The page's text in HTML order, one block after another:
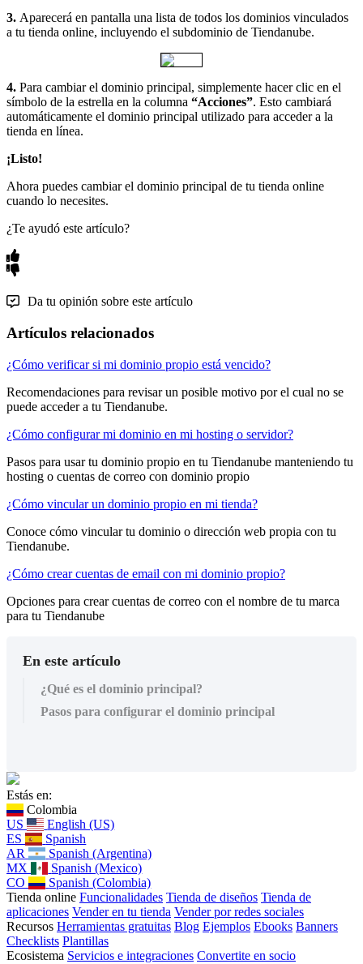
3. Aparecerá en pantalla una lista de todos los dominios vinculados
a tu tienda online, incluyendo el subdominio de Tiendanube.
4. Para cambiar el dominio principal, simplemente hacer clic en el
símbolo de la estrella en la columna “Acciones”. Esto cambiará
automáticamente el dominio principal utilizado para acceder a la
tienda en línea.
¡Listo!
Ahora puedes cambiar el dominio principal de tu tienda online
cuando lo necesites.
¿Te ayudó este artículo?
Da tu opinión sobre este artículo
Artículos relacionados
¿Cómo verificar si mi dominio propio está vencido?
Recomendaciones para revisar un posible motivo por el cual no se
puede acceder a tu Tiendanube.
¿Cómo configurar mi dominio en mi hosting o servidor?
Pasos para usar tu dominio propio en tu Tiendanube manteniendo tu
hosting o cuentas de correo con dominio propio
¿Cómo vincular un dominio propio en mi tienda?
Conoce cómo vincular tu dominio o dirección web propia con tu
Tiendanube.
¿Cómo crear cuentas de email con mi dominio propio?
Opciones para crear cuentas de correo con el nombre de tu marca
para tu Tiendanube
En este artículo
¿Qué es el dominio principal?
Pasos para configurar el dominio principal
Estás en:
Colombia
US
English (US)
ES
Spanish
AR
Spanish (Argentina)
MX
Spanish (Mexico)
CO
Spanish (Colombia)
Tienda online Funcionalidades Tienda de diseños Tienda de
aplicaciones Vender en tu tienda Vender por redes sociales
Recursos Herramientas gratuitas Blog Ejemplos Ebooks Banners
Checklists Plantillas
Ecosistema Servicios e integraciones Convertite en socio